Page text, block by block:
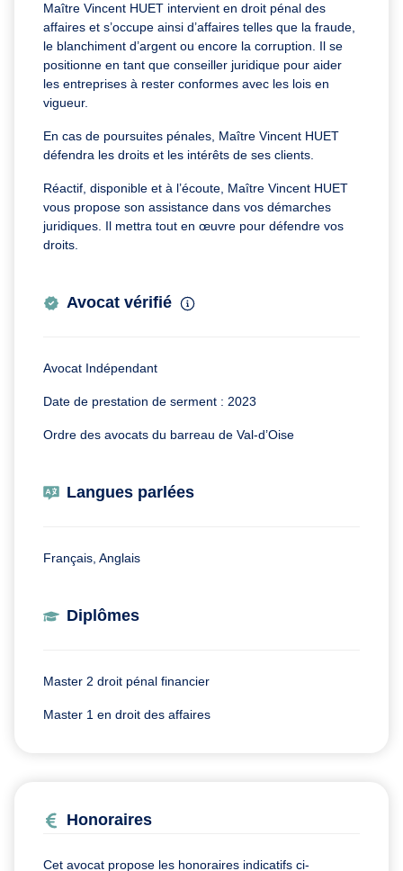
Maître Vincent HUET intervient en droit pénal des
affaires et s’occupe ainsi d’affaires telles que la fraude,
le blanchiment d’argent ou encore la corruption. Il se
positionne en tant que conseiller juridique pour aider
les entreprises à rester conformes avec les lois en
vigueur.
En cas de poursuites pénales, Maître Vincent HUET
défendra les droits et les intérêts de ses clients.
Réactif, disponible et à l’écoute, Maître Vincent HUET
vous propose son assistance dans vos démarches
juridiques. Il mettra tout en œuvre pour défendre vos
droits.
Avocat vérifié
Avocat Indépendant
Date de prestation de serment : 2023
Ordre des avocats du barreau de Val-d’Oise
Langues parlées
Français, Anglais
Diplômes
Master 2 droit pénal financier
Master 1 en droit des affaires
Honoraires
Cet avocat propose les honoraires indicatifs ci-